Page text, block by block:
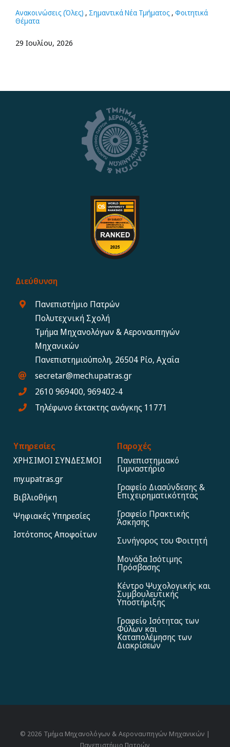
Ανακοινώσεις (Όλες) , Σημαντικά Νέα Τμήματος, Φοιτητικά
Θέματα
29 Ιουλίου, 2026
Διεύθυνση
Πανεπιστήμιο Πατρών
Πολυτεχνική Σχολή
Τμήμα Μηχανολόγων & Αεροναυπηγών
Μηχανικών
Πανεπιστημιούπολη, 26504 Ρίο, Αχαΐα
secretar@mech.upatras.gr
2610 969400, 969402-4
Τηλέφωνο έκτακτης ανάγκης 11771
Υπηρεσίες
ΧΡΗΣΙΜΟΙ ΣΥΝΔΕΣΜΟΙ
my.upatras.gr
Βιβλιοθήκη
Ψηφιακές Υπηρεσίες
Ιστότοπος Αποφoίτων
Παροχές
Πανεπιστημιακό
Γυμναστήριο
Γραφείο Διασύνδεσης &
Επιχειρηματικότητας
Γραφείο Πρακτικής
Άσκησης
Συνήγορος του Φοιτητή
Μονάδα Ισότιμης
Πρόσβασης
Κέντρο Ψυχολογικής και
Συμβουλευτικής
Υποστήριξης
Γραφείο Ισότητας των
Φύλων και
Καταπολέμησης των
Διακρίσεων
© 2026 Τμήμα Μηχανολόγων & Αεροναυπηγών Μηχανικών |
Πανεπιστήμιο Πατρών